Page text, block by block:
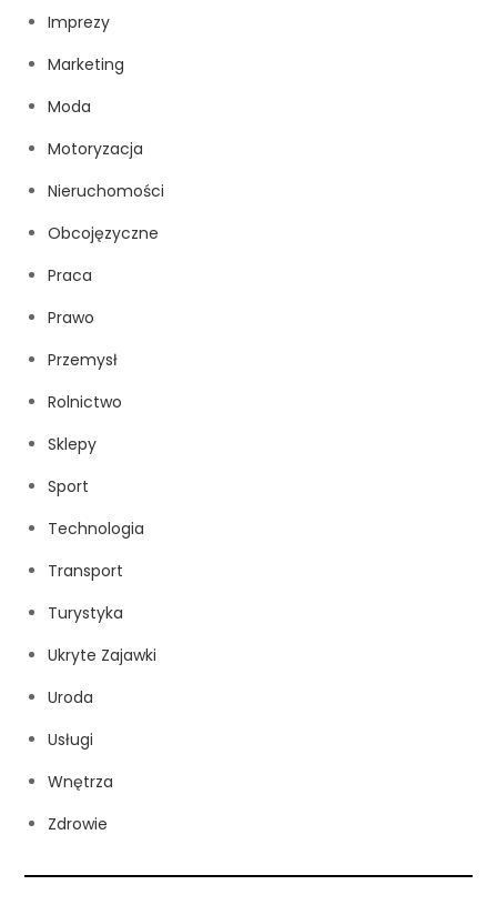
Imprezy
Marketing
Moda
Motoryzacja
Nieruchomości
Obcojęzyczne
Praca
Prawo
Przemysł
Rolnictwo
Sklepy
Sport
Technologia
Transport
Turystyka
Ukryte Zajawki
Uroda
Usługi
Wnętrza
Zdrowie